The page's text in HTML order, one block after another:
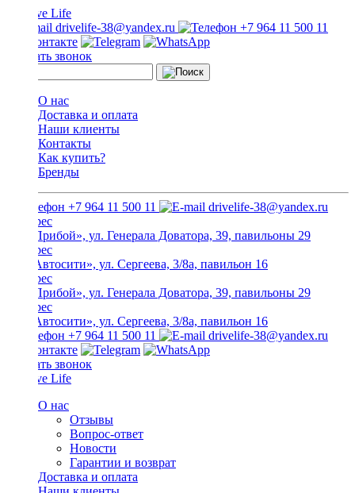
drivelife-38@yandex.ru +7 964 11 500 11
Заказать звонок
О нас
Доставка и оплата
Наши клиенты
Контакты
Как купить?
Бренды
+7 964 11 500 11 drivelife-38@yandex.ru
ТЦ «Прибой», ул. Генерала Доватора, 39, павильоны 29
ТЦ «Автосити», ул. Сергеева, 3/8а, павильон 16
ТЦ «Прибой», ул. Генерала Доватора, 39, павильоны 29
ТЦ «Автосити», ул. Сергеева, 3/8а, павильон 16
+7 964 11 500 11
drivelife-38@yandex.ru
Заказать звонок
О нас
Отзывы
Вопрос-ответ
Новости
Гарантии и возврат
Доставка и оплата